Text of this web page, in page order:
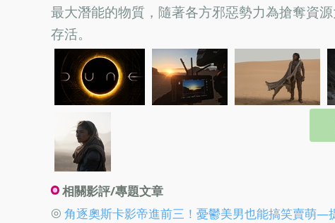
最大潛能的物質，隨著各方邪惡勢力為搶奪資
存活。
相關影評/專題文章
◎ 角逐奧斯卡影帝進前三！憂鬱美男也能搞笑賣萌—